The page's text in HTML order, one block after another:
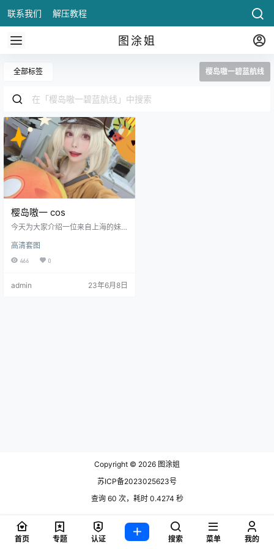
联系我们 解压教程
图涂姐
全部标签 樱岛嗷一碧蓝航线
樱岛嗷一 cos
今天为大家介绍一位来自上海的妹
播，这是一位才艺和颜值都在线的
小姐姐。而且非常的努力。在微博c
品都以 cosplay为主，.
高清套图
466 0
admin 23年6月8日
Copyright © 2026 图涂姐
苏ICP备2023025623号
查询 60 次，耗时 0.4274 秒
首页 专题 认证 搜索 菜单 我的